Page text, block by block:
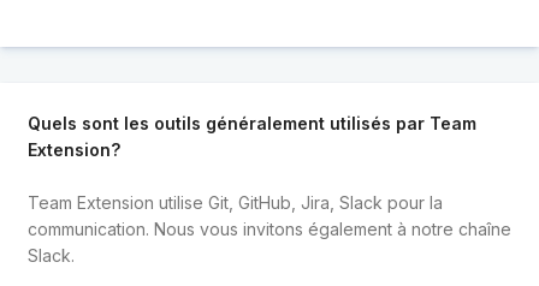
Quels sont les outils généralement utilisés par Team
Extension?
Team Extension utilise Git, GitHub, Jira, Slack pour la
communication. Nous vous invitons également à notre chaîne
Slack.